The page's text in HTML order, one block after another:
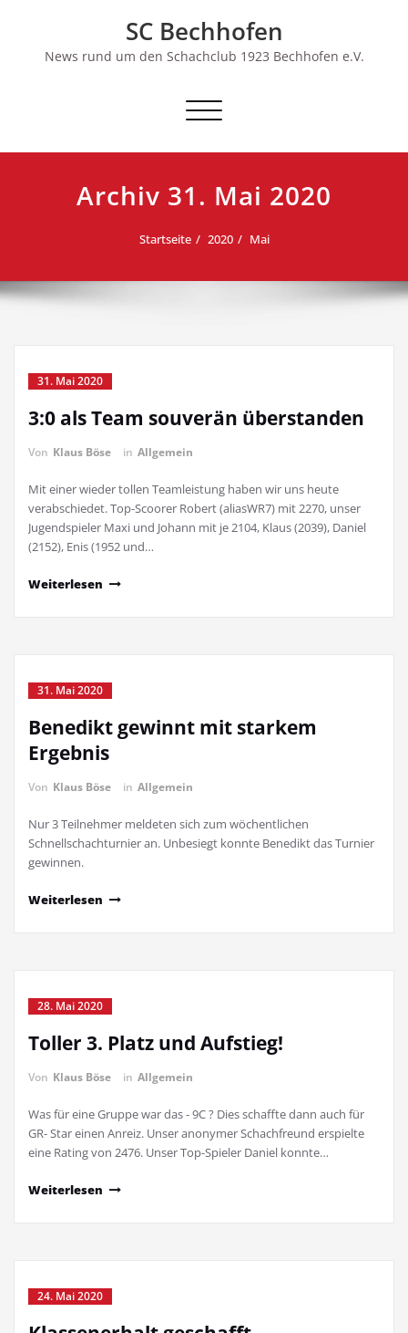
SC Bechhofen
News rund um den Schachclub 1923 Bechhofen e.V.
Schalte
Archiv 31. Mai 2020
Startseite 2020 Mai
31. Mai 2020
3:0 als Team souverän überstanden
Von Klaus Böse in Allgemein
Mit einer wieder tollen Teamleistung haben wir uns heute
verabschiedet. Top-Scoorer Robert (aliasWR7) mit 2270, unser
Jugendspieler Maxi und Johann mit je 2104, Klaus (2039), Daniel
(2152), Enis (1952 und…
Weiterlesen
31. Mai 2020
Benedikt gewinnt mit starkem
Ergebnis
Von Klaus Böse in Allgemein
Nur 3 Teilnehmer meldeten sich zum wöchentlichen
Schnellschachturnier an. Unbesiegt konnte Benedikt das Turnier
gewinnen.
Weiterlesen
28. Mai 2020
Toller 3. Platz und Aufstieg!
Von Klaus Böse in Allgemein
Was für eine Gruppe war das - 9C ? Dies schaffte dann auch für
GR- Star einen Anreiz. Unser anonymer Schachfreund erspielte
eine Rating von 2476. Unser Top-Spieler Daniel konnte…
Weiterlesen
24. Mai 2020